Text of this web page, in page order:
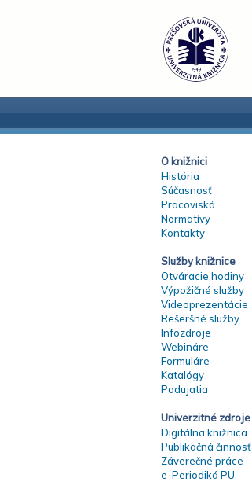
O knižnici
História
Súčasnosť
Pracoviská
Normatívy
Kontakty
Služby knižnice
Otváracie hodiny
Výpožičné služby
Videoprezentácie
Rešeršné služby
Infozdroje
Webináre
Formuláre
Katalógy
Podujatia
Univerzitné zdroje
Digitálna knižnica
Publikačná činnosť
Záverečné práce
e-Periodiká PU